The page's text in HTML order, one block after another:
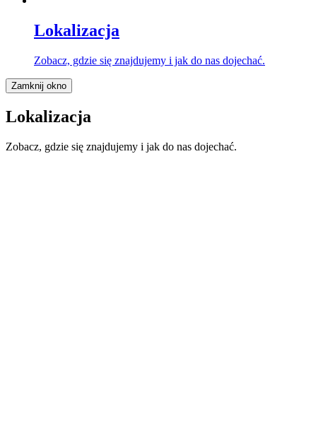
Lokalizacja
Zobacz, gdzie się znajdujemy i jak do nas dojechać.
Zamknij okno
Lokalizacja
Zobacz, gdzie się znajdujemy i jak do nas dojechać.